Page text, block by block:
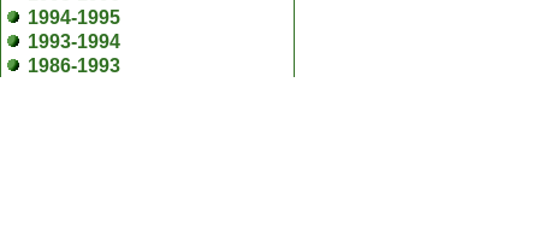
1994-1995
1993-1994
1986-1993